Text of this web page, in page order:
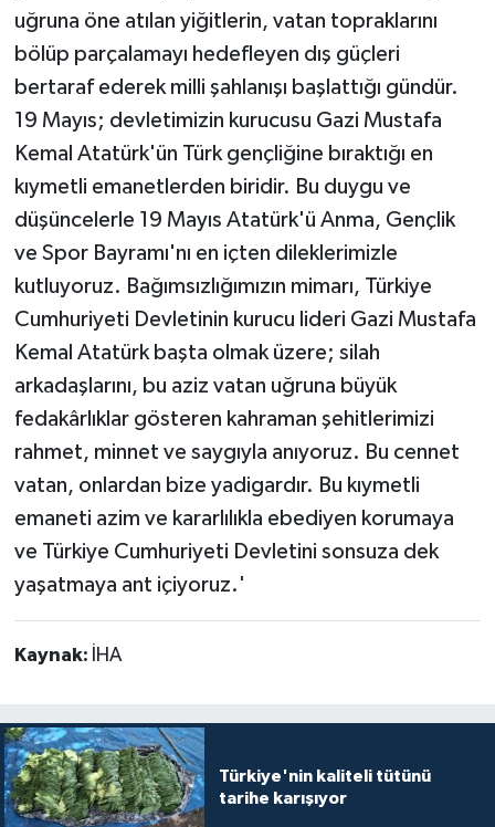
uğruna öne atılan yiğitlerin, vatan topraklarını
bölüp parçalamayı hedefleyen dış güçleri
bertaraf ederek milli şahlanışı başlattığı gündür.
19 Mayıs; devletimizin kurucusu Gazi Mustafa
Kemal Atatürk'ün Türk gençliğine bıraktığı en
kıymetli emanetlerden biridir. Bu duygu ve
düşüncelerle 19 Mayıs Atatürk'ü Anma, Gençlik
ve Spor Bayramı'nı en içten dileklerimizle
kutluyoruz. Bağımsızlığımızın mimarı, Türkiye
Cumhuriyeti Devletinin kurucu lideri Gazi Mustafa
Kemal Atatürk başta olmak üzere; silah
arkadaşlarını, bu aziz vatan uğruna büyük
fedakârlıklar gösteren kahraman şehitlerimizi
rahmet, minnet ve saygıyla anıyoruz. Bu cennet
vatan, onlardan bize yadigardır. Bu kıymetli
emaneti azim ve kararlılıkla ebediyen korumaya
ve Türkiye Cumhuriyeti Devletini sonsuza dek
yaşatmaya ant içiyoruz.'
Kaynak: İHA
Türkiye'nin kaliteli tütünü
tarihe karışıyor